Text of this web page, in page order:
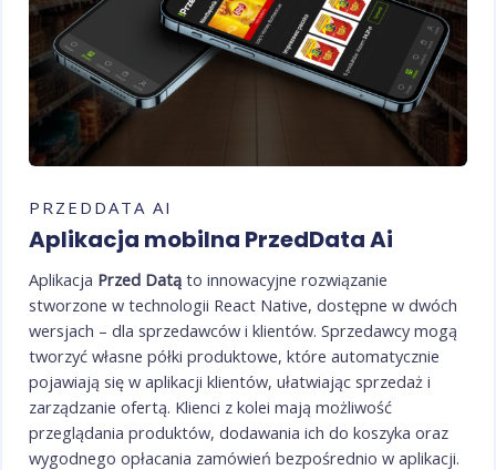
PRZEDDATA AI
Aplikacja mobilna PrzedData Ai
Aplikacja Przed Datą to innowacyjne rozwiązanie
stworzone w technologii React Native, dostępne w dwóch
wersjach – dla sprzedawców i klientów. Sprzedawcy mogą
tworzyć własne półki produktowe, które automatycznie
pojawiają się w aplikacji klientów, ułatwiając sprzedaż i
zarządzanie ofertą. Klienci z kolei mają możliwość
przeglądania produktów, dodawania ich do koszyka oraz
wygodnego opłacania zamówień bezpośrednio w aplikacji.